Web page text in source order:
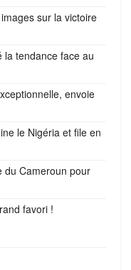
sur la victoire
la tendance face au
envoie
le Nigéria et file en
du Cameroun pour
favori !